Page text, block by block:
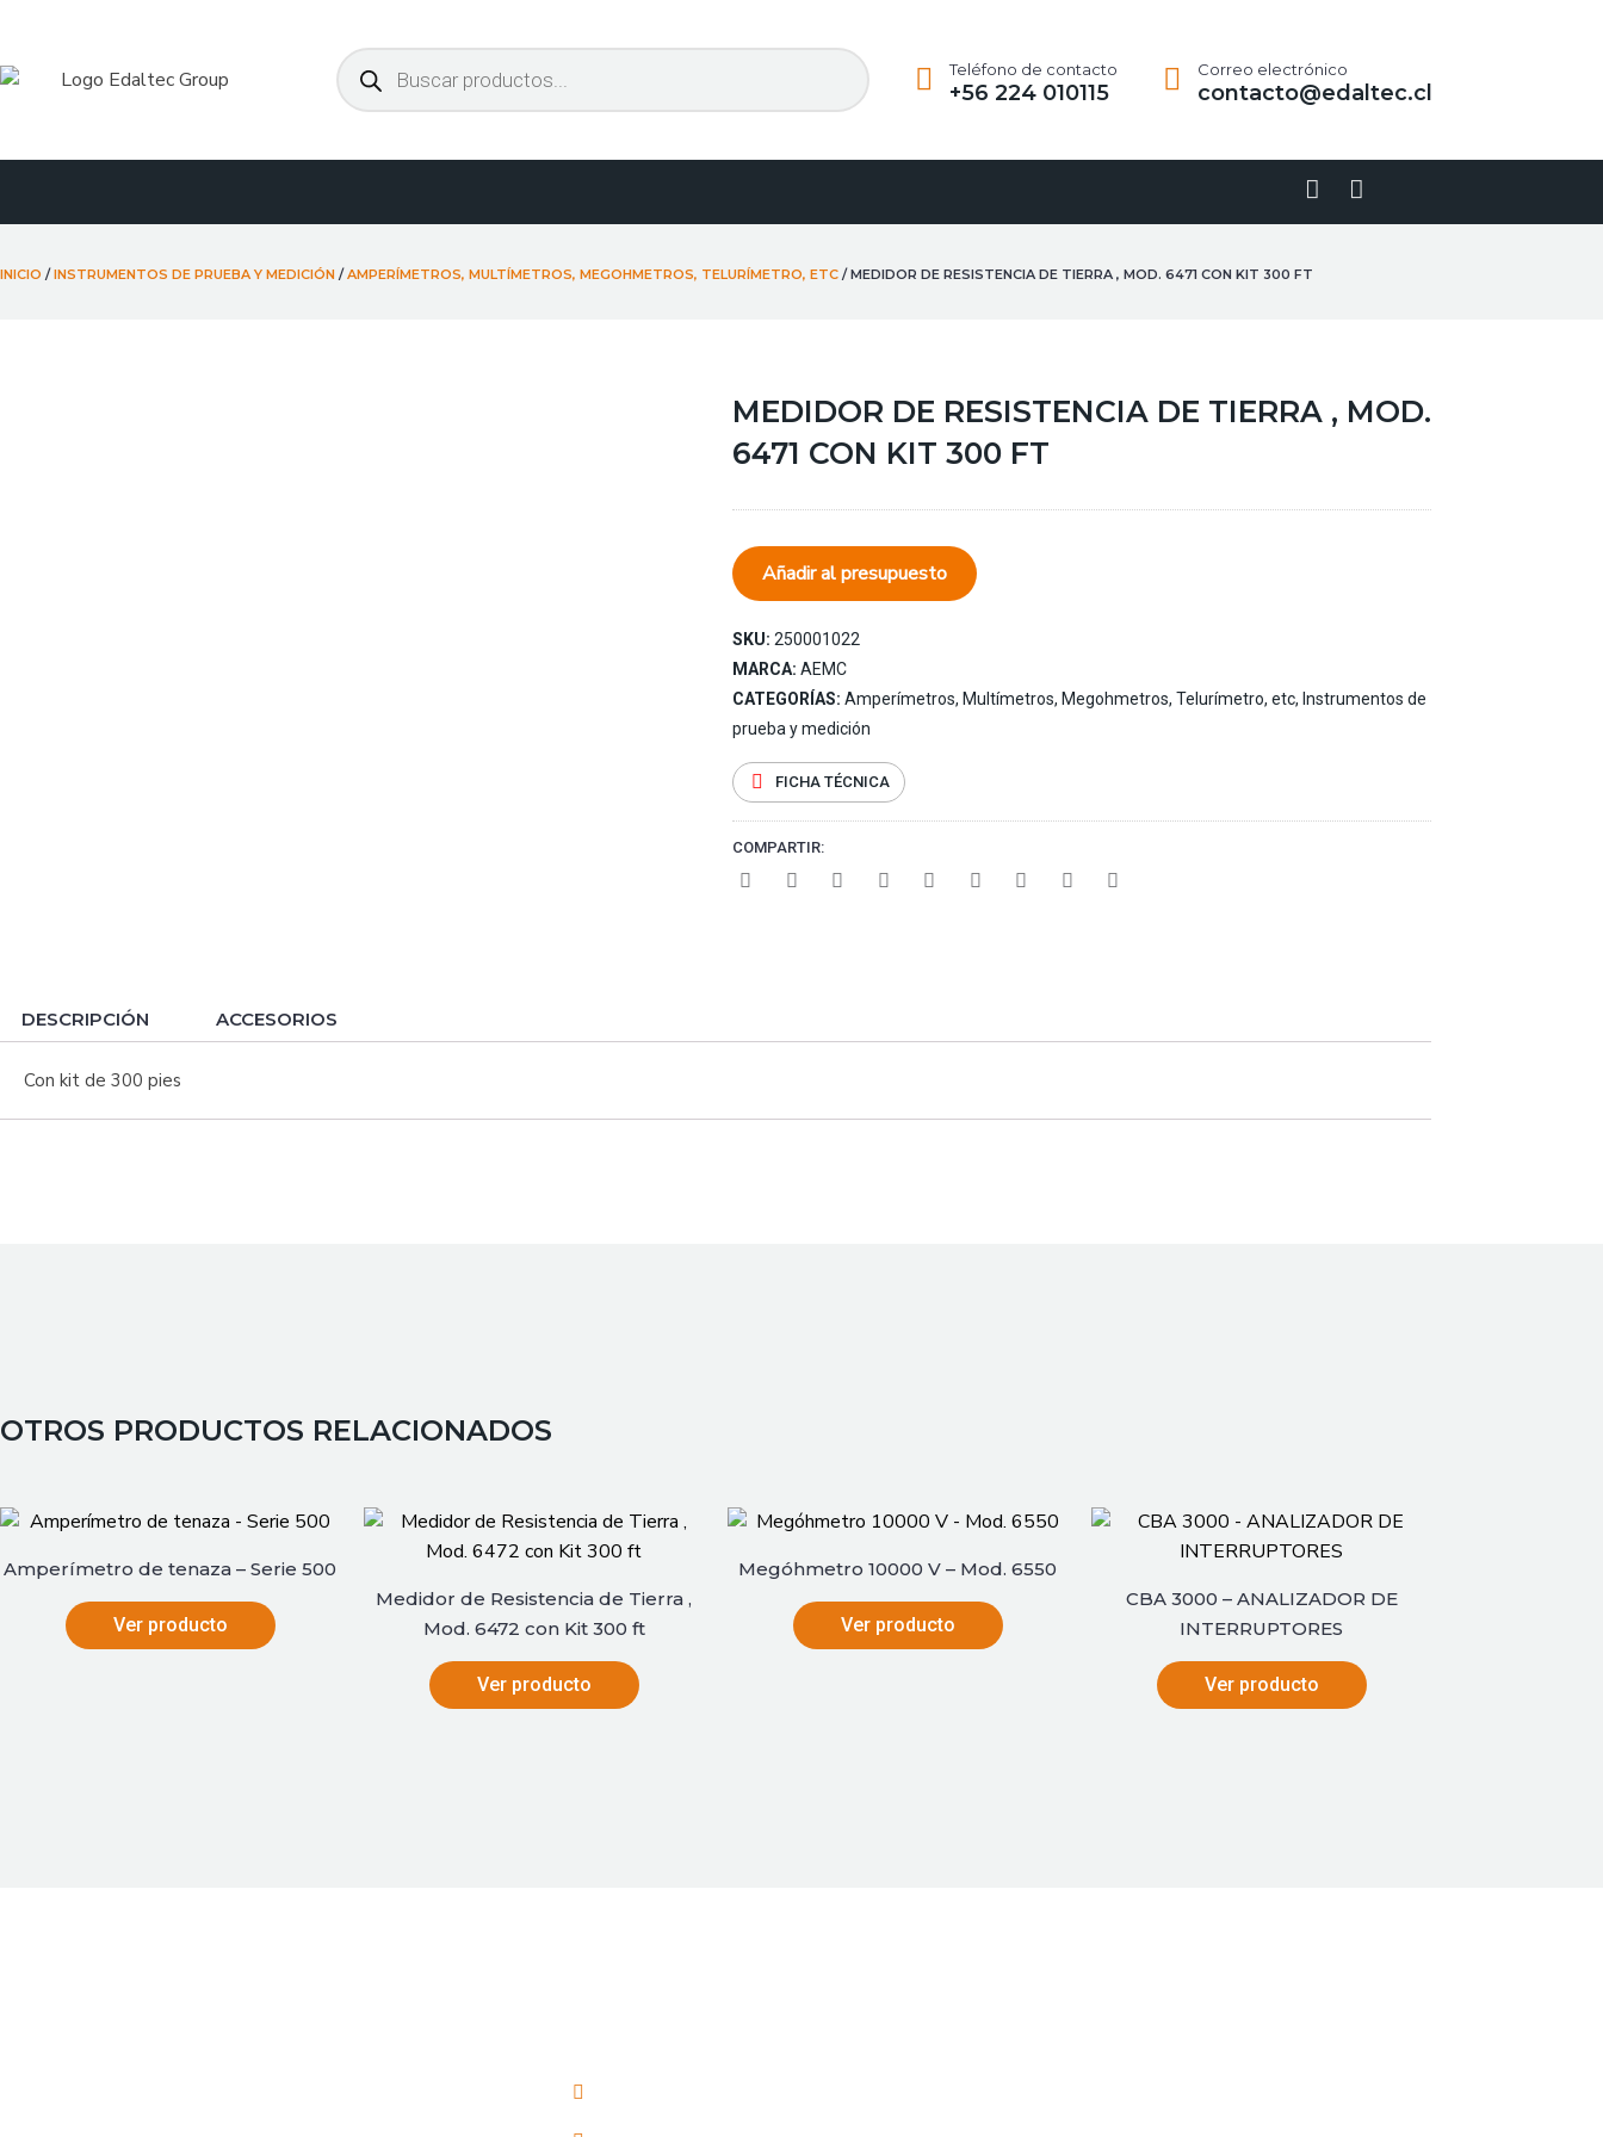
contenido
Búsqueda
de
productos Teléfono de contacto
+56 224 010115
Correo electrónico
contacto@edaltec.cl
Linkedin-
in
Youtube
INICIO /INSTRUMENTOS DE PRUEBA Y MEDICIÓN /AMPERÍMETROS, MULTÍMETROS, MEGOHMETROS, TELURÍMETRO, ETC / MEDIDOR DE RESISTENCIA DE TIERRA , MOD. 6471 CON KIT 300 FT
MEDIDOR DE RESISTENCIA DE TIERRA , MOD.
6471 CON KIT 300 FT
Añadir al presupuesto
SKU: 250001022
MARCA: AEMC
CATEGORÍAS: Amperímetros, Multímetros, Megohmetros, Telurímetro, etc, Instrumentos de
prueba y medición
FICHA TÉCNICA
COMPARTIR:
DESCRIPCIÓN ACCESORIOS
Con kit de 300 pies
OTROS PRODUCTOS RELACIONADOS
Amperímetro de tenaza – Serie 500
Ver producto
Medidor de Resistencia de Tierra ,
Mod. 6472 con Kit 300 ft
Ver producto
Megóhmetro 10000 V – Mod. 6550
Ver producto
CBA 3000 – ANALIZADOR DE
INTERRUPTORES
Ver producto